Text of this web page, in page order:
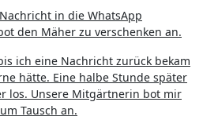
in die WhatsApp
den Mäher zu verschenken an.
ich eine Nachricht zurück bekam
hätte. Eine halbe Stunde später
los. Unsere Mitgärtnerin bot mir
Tausch an.